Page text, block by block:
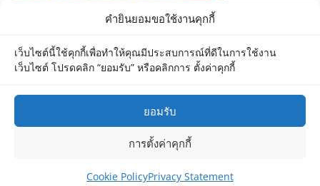
คำยินยอมขอใช้งานคุกกี้
เว็บไซต์นี้ใช้คุกกี้เพื่อทำให้คุณมีประสบการณ์ที่ดีในการใช้งาน
เว็บไซต์ โปรดคลิก “ยอมรับ” หรือคลิกการ ตั้งค่าคุกกี้
ยอมรับ
การตั้งค่าคุกกี้
Cookie PolicyPrivacy Statement
Department of Biology MU
reserved.
ColorMag by ThemeGrill. Powered by